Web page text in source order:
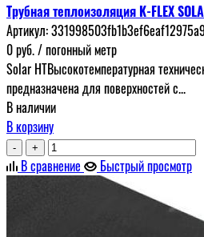
Трубная теплоизоляция K-FLEX
Артикул:
0руб./ погонный метр
Solar HTВысокотемпературная
предназначена для поверхностей с...
В наличии
В корзину
- +
В сравнение Быстрый просмотр